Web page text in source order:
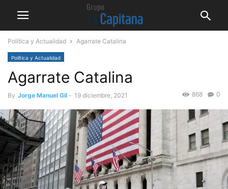
Política y Actualidad Agarrate Catalina
Política y Actualidad
Agarrate Catalina
By Jorge Manuel Gil - 19 diciembre, 2021 0
868